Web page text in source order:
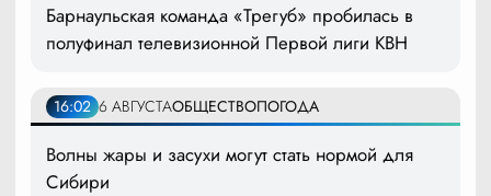
Барнаульская команда «Трегуб» пробилась в
полуфинал телевизионной Первой лиги КВН
16:02 6 АВГУСТАОБЩЕСТВОПОГОДА
Волны жары и засухи могут стать нормой для
Сибири